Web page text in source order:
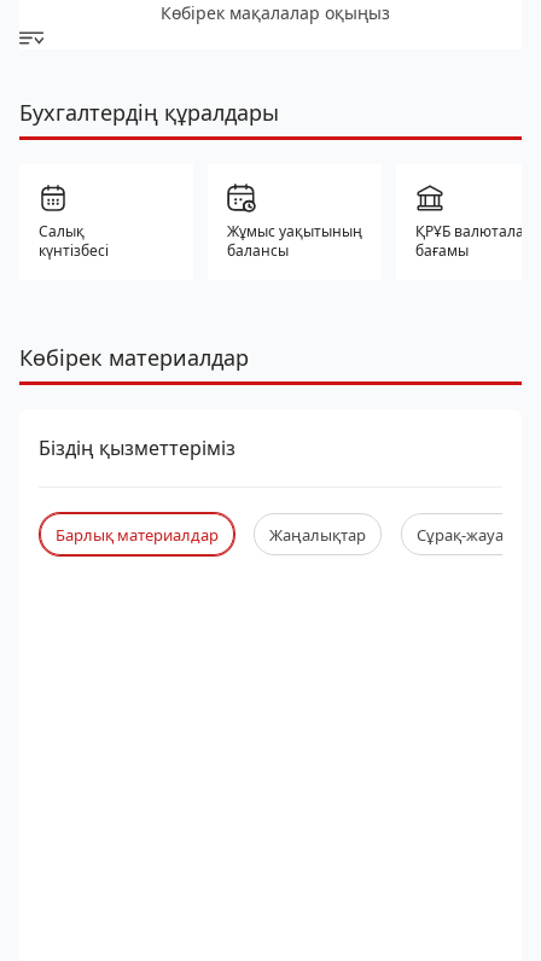
Көбірек мақалалар оқыңыз
Бухгалтердің құралдары
Салық
күнтізбесі
Жұмыс уақытының
балансы
ҚРҰБ валюталар
бағамы
Көбірек материалдар
Біздің қызметтеріміз
Барлық материалдар Жаңалықтар Сұрақ-жауап